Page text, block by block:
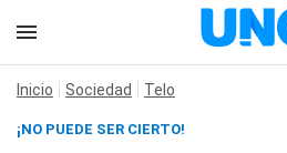
Inicio Sociedad Telo
¡NO PUEDE SER CIERTO!